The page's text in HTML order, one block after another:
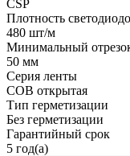
CSP
Плотность
480 шт/м
Минимальный
50 мм
Серия ленты
COB открытая
Тип герметизации
Без герметизации
Гарантийный срок
5 год(а)